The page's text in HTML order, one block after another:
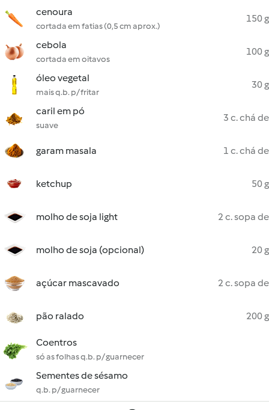
cenoura
cortada em fatias (0,5 cm aprox.)
150 g
cebola
cortada em oitavos
100 g
óleo vegetal
mais q.b. p/ fritar
30 g
caril em pó
suave
3 c. chá de
garam masala 1 c. chá de
ketchup 50 g
molho de soja light 2 c. sopa de
molho de soja (opcional) 20 g
açúcar mascavado 2 c. sopa de
pão ralado 200 g
Coentros
só as folhas q.b. p/ guarnecer
Sementes de sésamo
q.b. p/ guarnecer